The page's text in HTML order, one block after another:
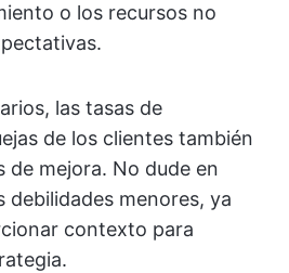
o los recursos no
las tasas de
de los clientes también
de mejora. No dude en
debilidades menores, ya
contexto para